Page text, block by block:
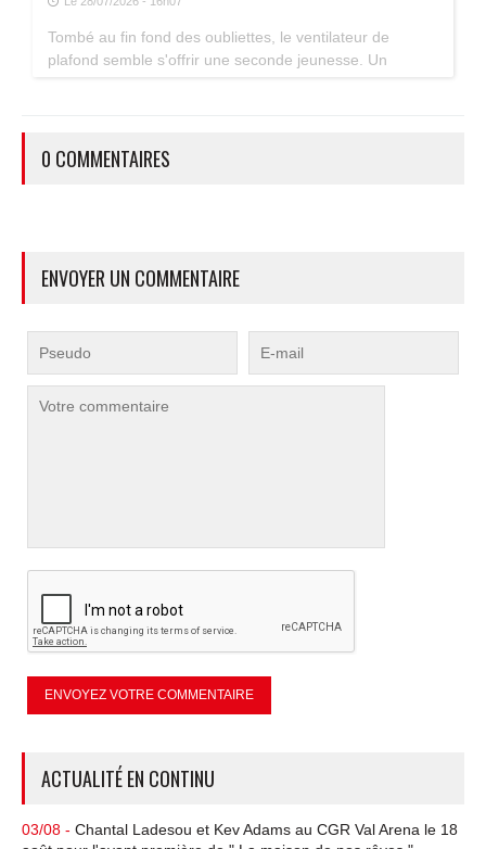
Tombé au fin fond des oubliettes, le ventilateur de
plafond semble s'offrir une seconde jeunesse. Un
0 COMMENTAIRES
ENVOYER UN COMMENTAIRE
ACTUALITÉ EN CONTINU
03/08 - Chantal Ladesou et Kev Adams au CGR Val Arena le 18